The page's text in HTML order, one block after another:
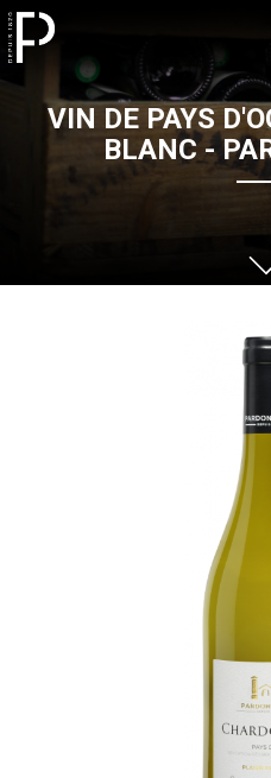
Pardon
VIN DE PAYS
BLANC -